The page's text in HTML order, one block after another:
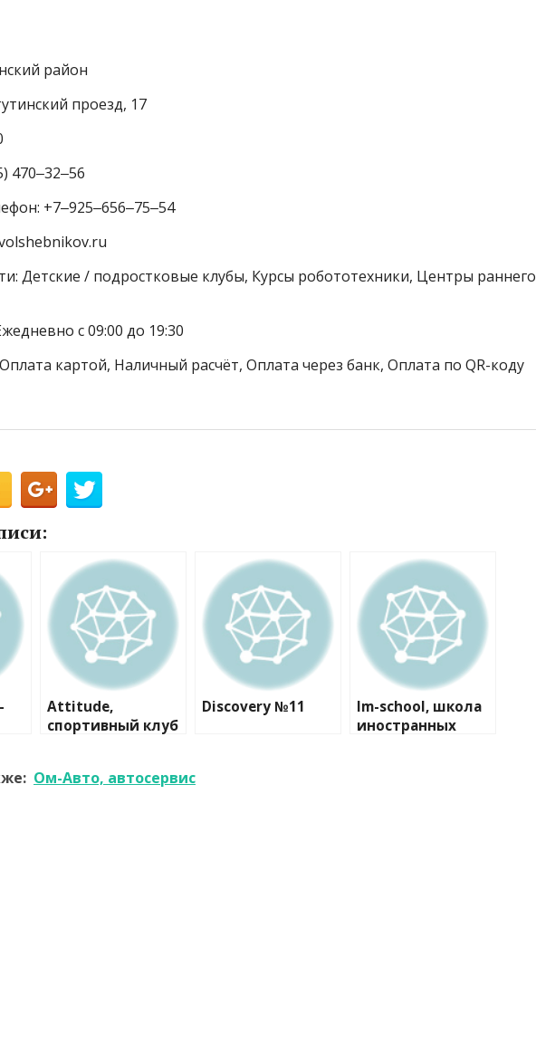
район
проезд, 17
470‒32‒56
+7‒925‒656‒75‒54
Детские / подростковые клубы, Курсы робототехники, Центры раннего
с 09:00 до 19:30
картой, Наличный расчёт, Оплата через банк, Оплата по QR-коду
Attitude,
спортивный клуб
Discovery №11
Im-school, школа
иностранных
Ом-Авто, автосервис